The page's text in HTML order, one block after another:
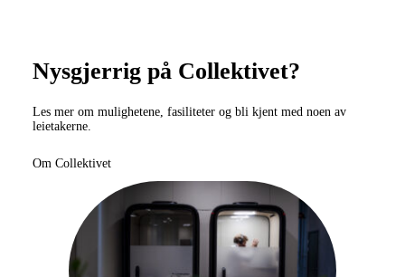
Nysgjerrig på Collektivet?
Les mer om mulighetene, fasiliteter og bli kjent med noen av
leietakerne.
Om Collektivet